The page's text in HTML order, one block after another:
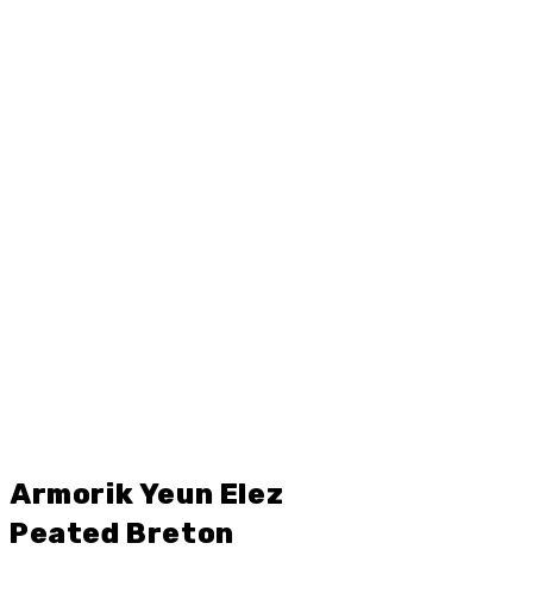
Armorik Yeun Elez
Peated Breton